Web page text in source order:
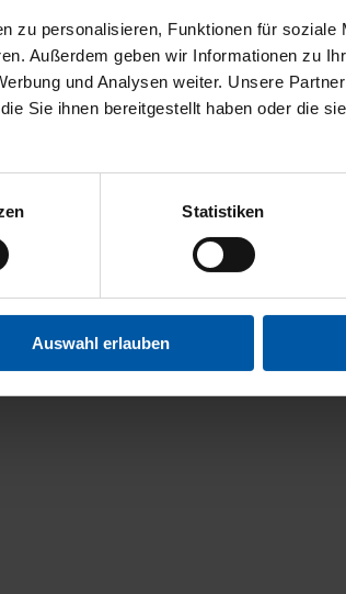
zu personalisieren, Funktionen für soziale
Außerdem geben wir Informationen zu
und Analysen weiter. Unsere
Sie ihnen bereitgestellt haben oder die
Statistiken
Auswahl erlauben